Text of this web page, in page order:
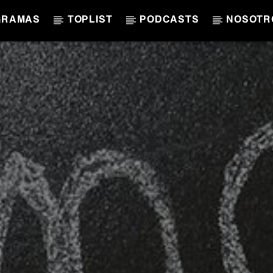
TOPLIST PODCASTS